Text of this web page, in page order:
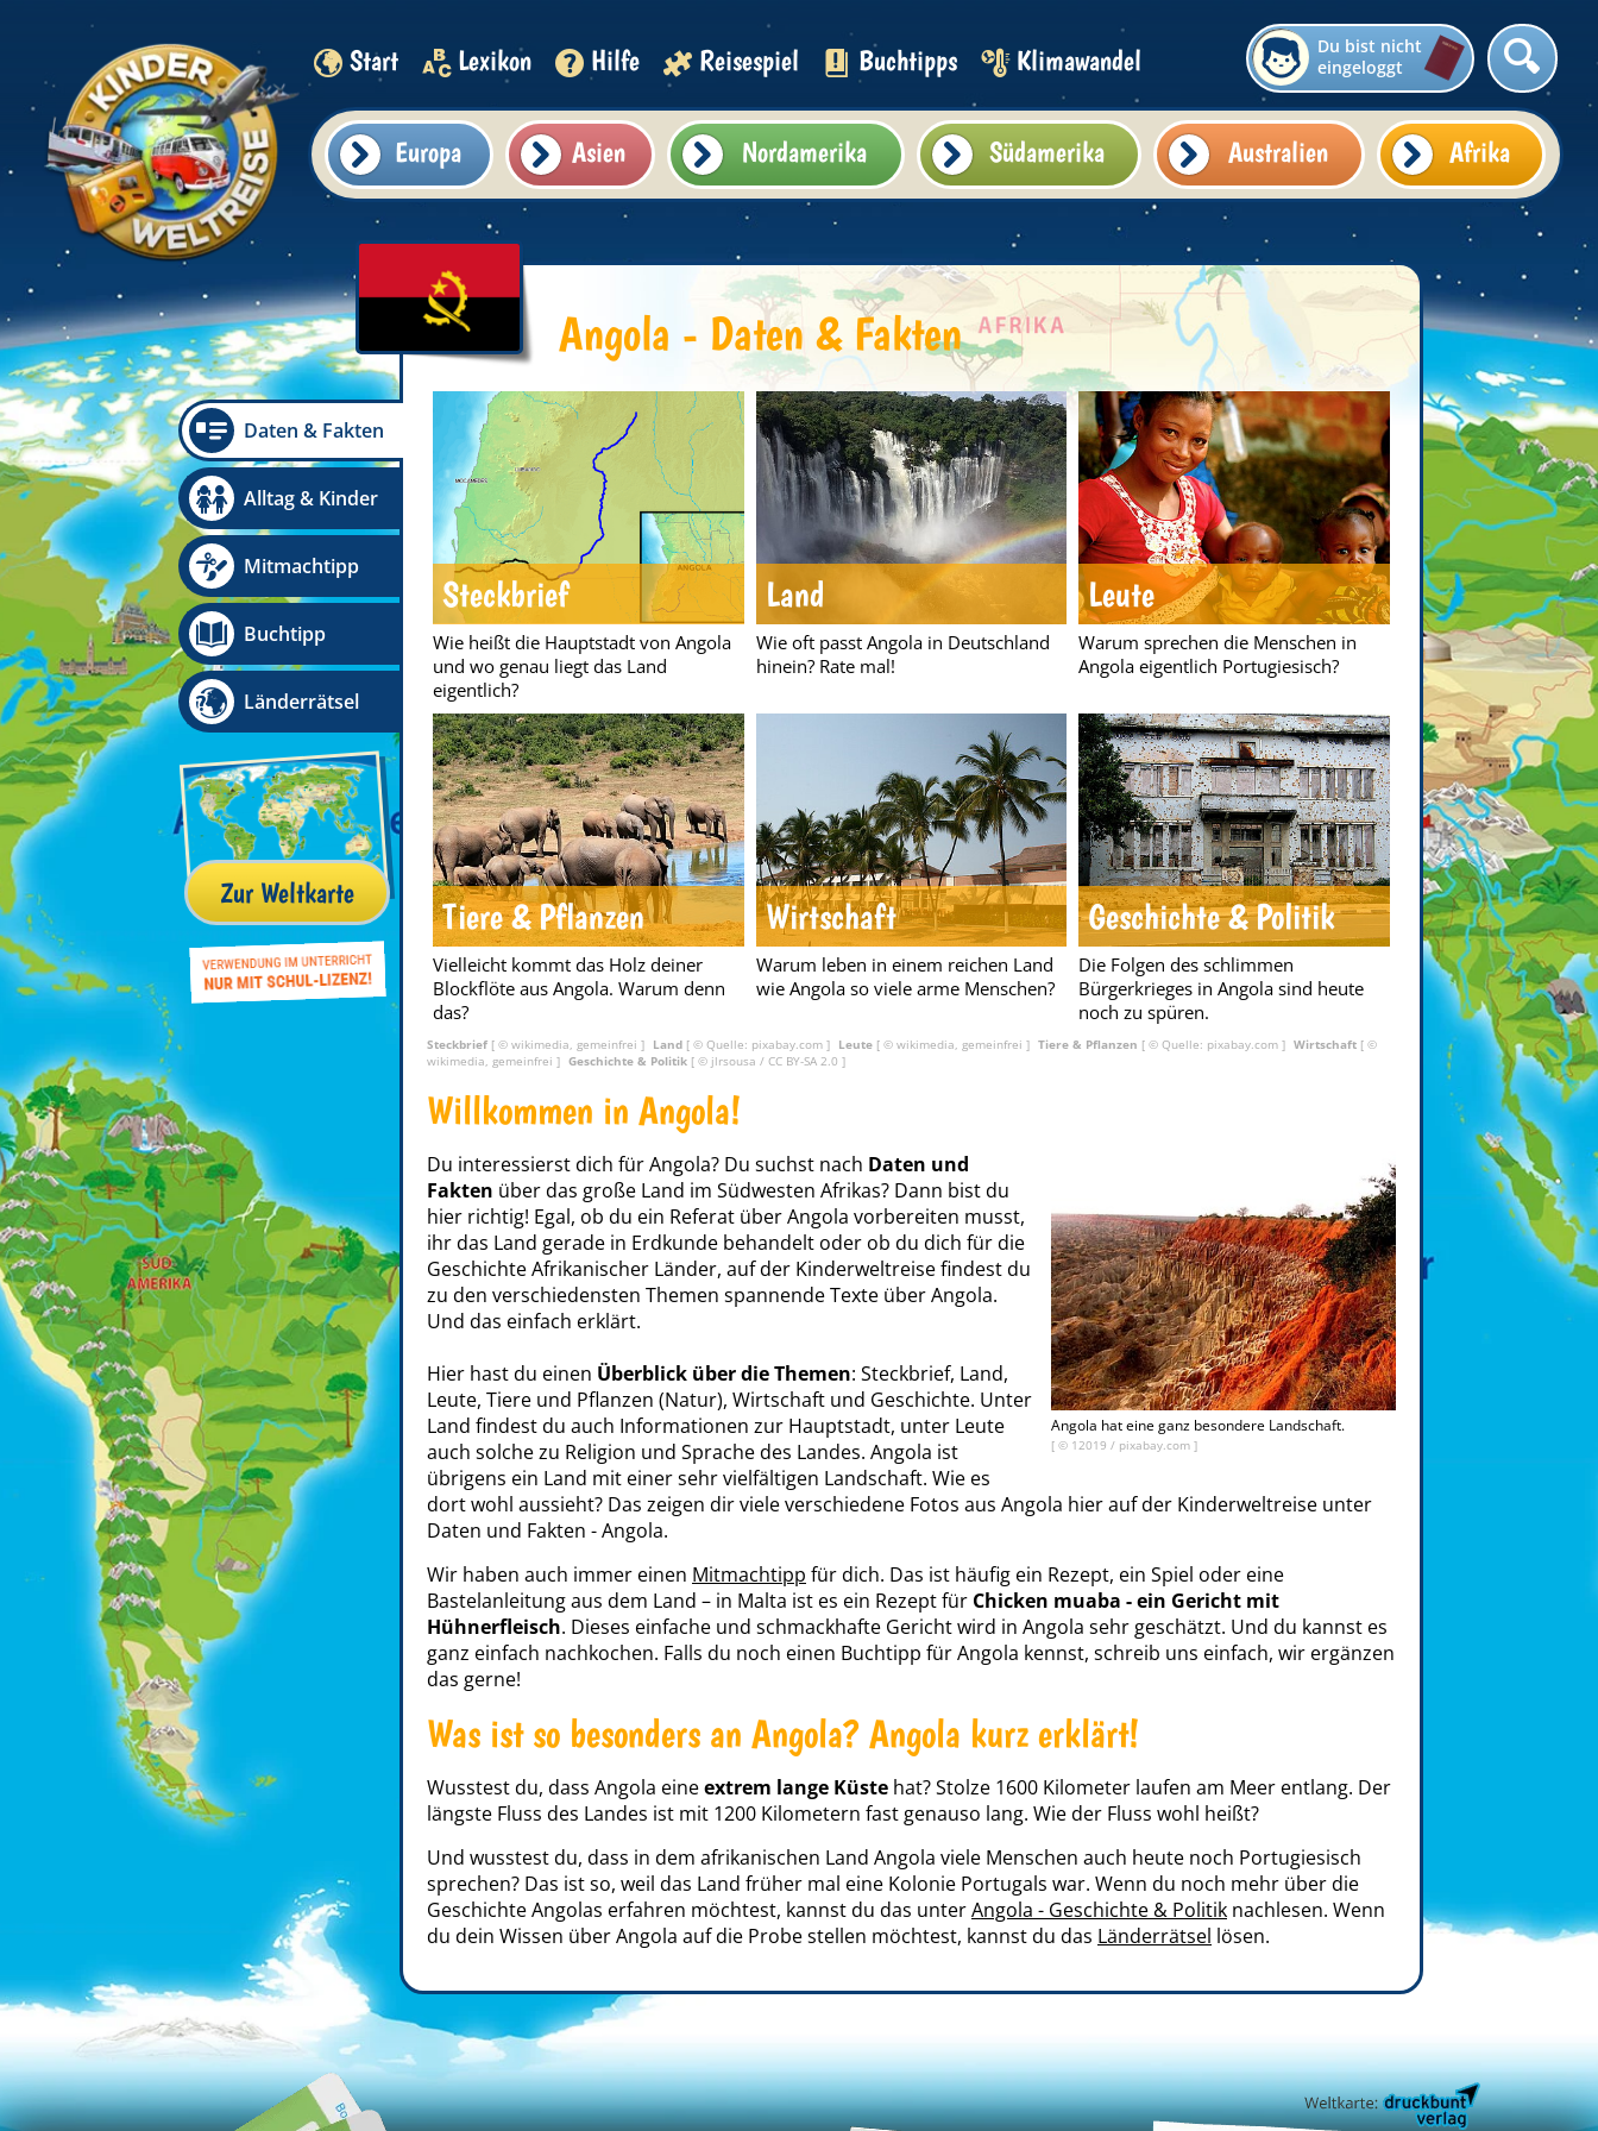
Start Lexikon Hilfe Reisespiel Buchtipps Klimawandel
Du bist nicht
eingeloggt
Europa Asien Nordamerika Südamerika Australien Afrika
Daten & Fakten
Alltag & Kinder
Mitmachtipp
Buchtipp
Länderrätsel
Zur Weltkarte
Angola - Daten & Fakten
Steckbrief
Wie heißt die Hauptstadt von Angola
und wo genau liegt das Land
eigentlich?
Land
Wie oft passt Angola in Deutschland
hinein? Rate mal!
Leute
Warum sprechen die Menschen in
Angola eigentlich Portugiesisch?
Tiere & Pflanzen
Vielleicht kommt das Holz deiner
Blockflöte aus Angola. Warum denn
das?
Wirtschaft
Warum leben in einem reichen Land
wie Angola so viele arme Menschen?
Geschichte & Politik
Die Folgen des schlimmen
Bürgerkrieges in Angola sind heute
noch zu spüren.
Steckbrief [ © wikimedia, gemeinfrei ] Land [ © Quelle: pixabay.com ] Leute [ © wikimedia, gemeinfrei ] Tiere & Pflanzen [ © Quelle: pixabay.com ] Wirtschaft [ ©
wikimedia, gemeinfrei ] Geschichte & Politik [ © jlrsousa / CC BY-SA 2.0 ]
Willkommen in Angola!
Angola hat eine ganz besondere Landschaft.
[ © 12019 / pixabay.com ]
Du interessierst dich für Angola? Du suchst nach Daten und
Fakten über das große Land im Südwesten Afrikas? Dann bist du
hier richtig! Egal, ob du ein Referat über Angola vorbereiten musst,
ihr das Land gerade in Erdkunde behandelt oder ob du dich für die
Geschichte Afrikanischer Länder, auf der Kinderweltreise findest du
zu den verschiedensten Themen spannende Texte über Angola.
Und das einfach erklärt.
Hier hast du einen Überblick über die Themen: Steckbrief, Land,
Leute, Tiere und Pflanzen (Natur), Wirtschaft und Geschichte. Unter
Land findest du auch Informationen zur Hauptstadt, unter Leute
auch solche zu Religion und Sprache des Landes. Angola ist
übrigens ein Land mit einer sehr vielfältigen Landschaft. Wie es
dort wohl aussieht? Das zeigen dir viele verschiedene Fotos aus Angola hier auf der Kinderweltreise unter
Daten und Fakten - Angola.
Wir haben auch immer einen Mitmachtipp für dich. Das ist häufig ein Rezept, ein Spiel oder eine
Bastelanleitung aus dem Land – in Malta ist es ein Rezept für Chicken muaba - ein Gericht mit
Hühnerfleisch. Dieses einfache und schmackhafte Gericht wird in Angola sehr geschätzt. Und du kannst es
ganz einfach nachkochen. Falls du noch einen Buchtipp für Angola kennst, schreib uns einfach, wir ergänzen
das gerne!
Was ist so besonders an Angola? Angola kurz erklärt!
Wusstest du, dass Angola eineextrem lange Küste hat? Stolze 1600 Kilometer laufen am Meer entlang. Der
längste Fluss des Landes ist mit 1200 Kilometern fast genauso lang. Wie der Fluss wohl heißt?
Und wusstest du, dass in dem afrikanischen Land Angola viele Menschen auch heute noch Portugiesisch
sprechen? Das ist so, weil das Land früher mal eine Kolonie Portugals war. Wenn du noch mehr über die
Geschichte Angolas erfahren möchtest, kannst du das unterAngola - Geschichte & Politik nachlesen. Wenn
du dein Wissen über Angola auf die Probe stellen möchtest, kannst du das Länderrätsel lösen.